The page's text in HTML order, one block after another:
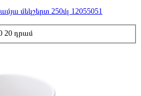
մեկշերտ 250մլ 12055051
20 դրամ